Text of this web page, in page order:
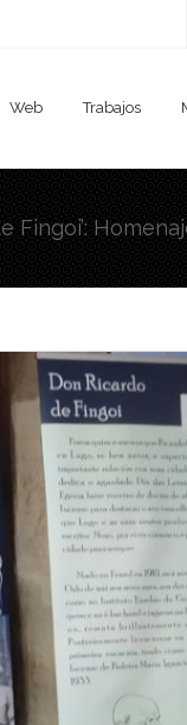
Web Trabajos
Fingoi’: